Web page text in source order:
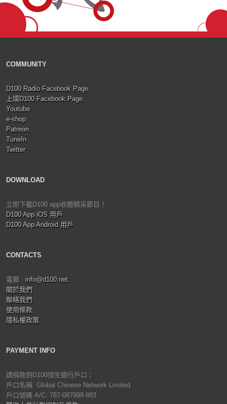
COMMUNITY
D100 Radio Facebook Page
上環D100 Facebook Page
Youtube
e-shop
Patreon
TuneIn
Twitter
DOWNLOAD
立即下載D100 app收聽精采節目！
D100 App iOS 用戶
D100 App Android 用戶
CONTACTS
電郵 : info@d100.net
關於我們
聯絡我們
使用條款
隱私權政策
PAYMENT INFO
請捐款到D100恒生銀行戶口：
戶口名稱: Global Chinese Network Limited
戶口號碼 A/C: 787-087998-883